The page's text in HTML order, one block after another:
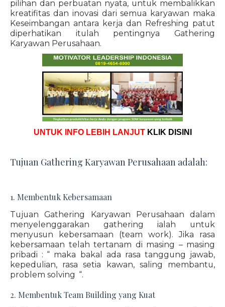
pilihan dan perbuatan nyata, untuk membalikkan
kreatifitas dan inovasi dari semua karyawan maka
Keseimbangan antara kerja dan Refreshing patut
diperhatikan itulah pentingnya Gathering
Karyawan Perusahaan.
UNTUK INFO LEBIH LANJUT KLIK DISINI
Tujuan Gathering Karyawan Perusahaan adalah:
1. Membentuk Kebersamaan
Tujuan Gathering Karyawan Perusahaan dalam
menyelenggarakan gathering ialah untuk
menyusun kebersamaan (team work). Jika rasa
kebersamaan telah tertanam di masing – masing
pribadi : “ maka bakal ada rasa tanggung jawab,
kepedulian, rasa setia kawan, saling membantu,
problem solving “.
2. Membentuk Team Building yang Kuat